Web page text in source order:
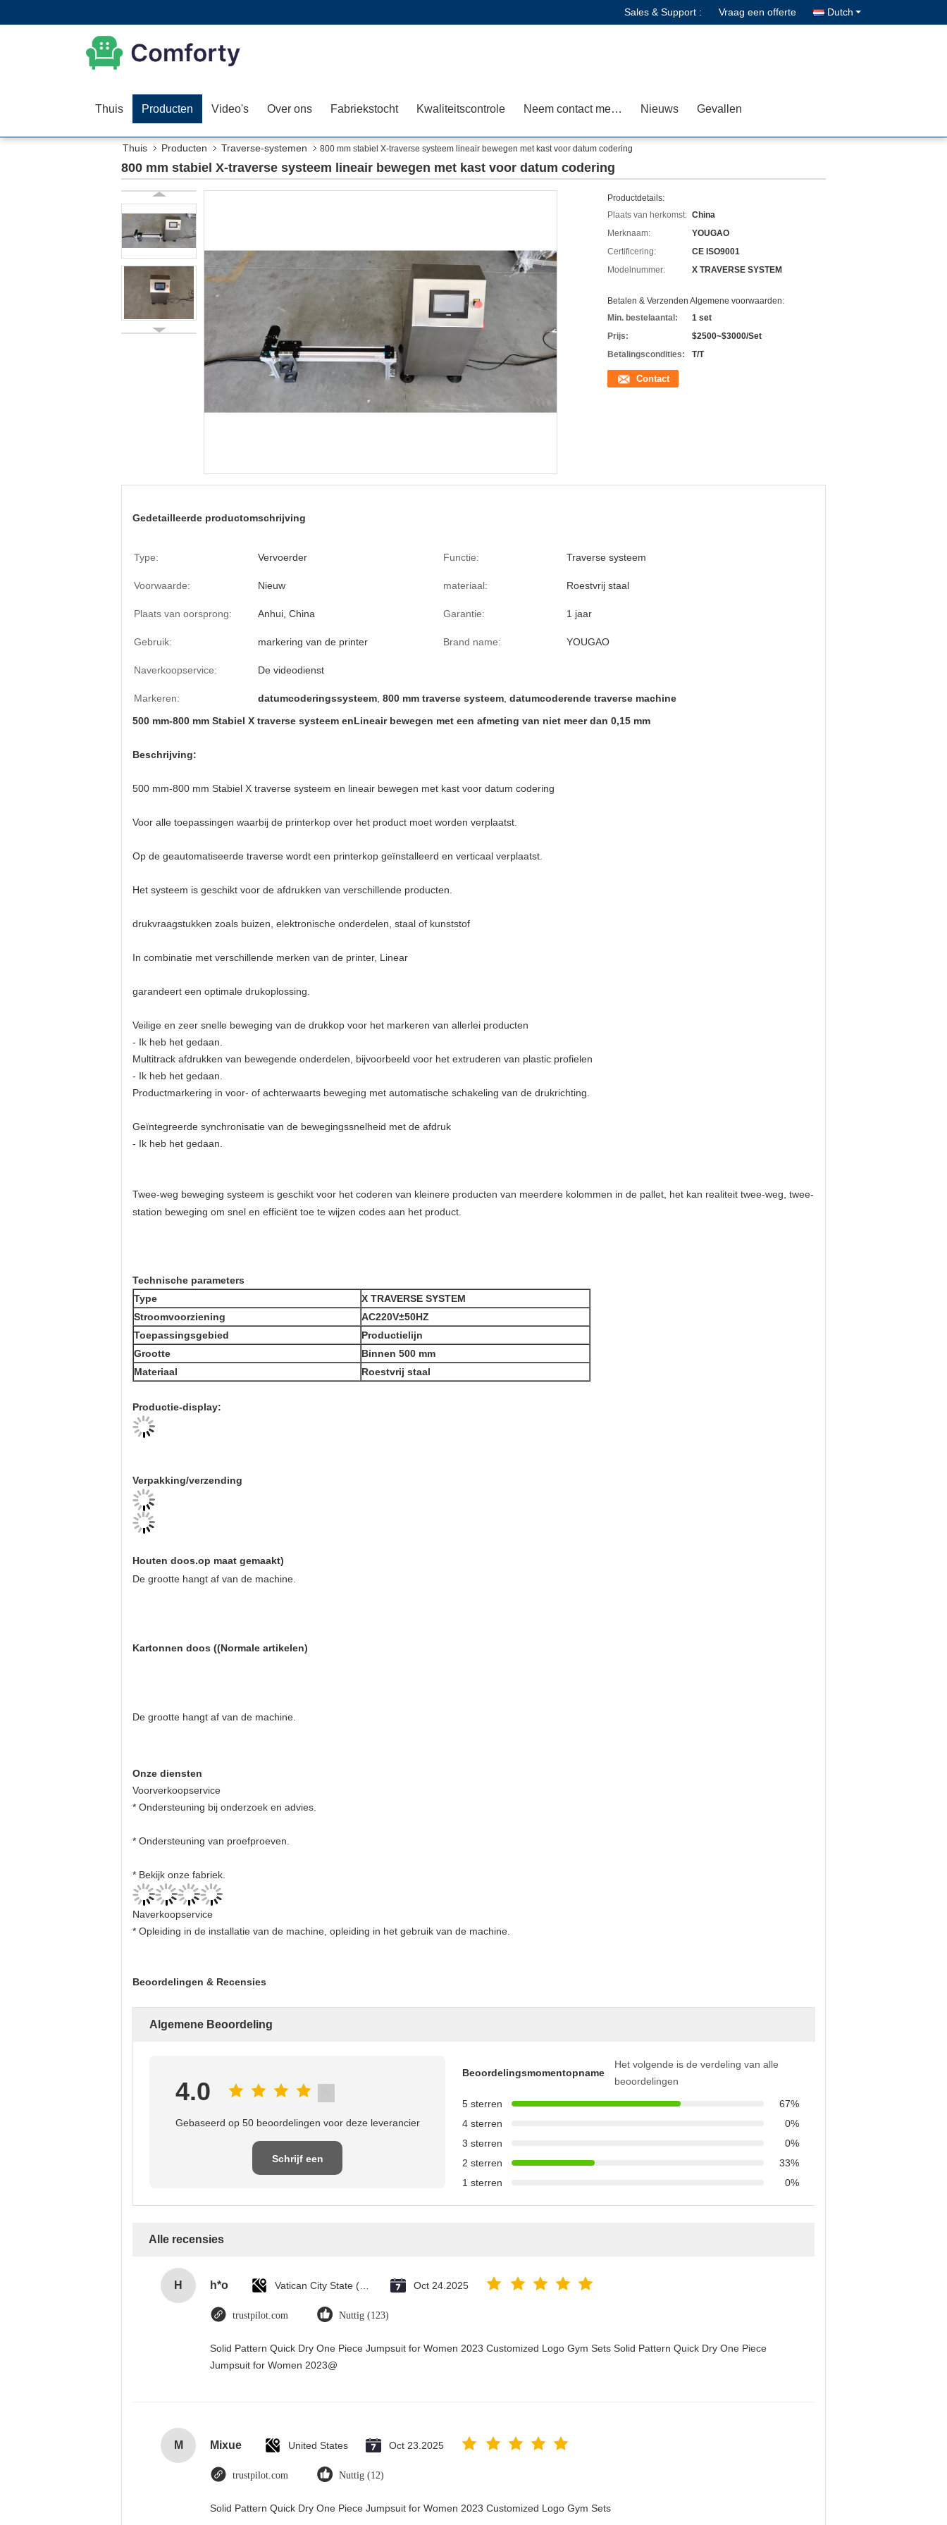
Sales & Support : Vraag een offerte Dutch
Thuis Producten Video's Over ons Fabriekstocht Kwaliteitscontrole Neem contact met ons op Nieuws Gevallen
Thuis Producten Traverse-systemen 800 mm stabiel X-traverse systeem lineair bewegen met kast voor datum codering
800 mm stabiel X-traverse systeem lineair bewegen met kast voor datum codering
Productdetails:
Plaats van herkomst: China
Merknaam:
YOUGAO
Certificering:
CE ISO9001
Modelnummer:
X TRAVERSE SYSTEM
Betalen & Verzenden Algemene voorwaarden:
Min. bestelaantal:
1 set
Prijs:
$2500~$3000/Set
Betalingscondities:
T/T
Contact
Gedetailleerde productomschrijving
Type: Vervoerder Functie: Traverse systeem
Voorwaarde: Nieuw materiaal: Roestvrij staal
Plaats van oorsprong: Anhui, China Garantie: 1 jaar
Gebruik: markering van de printer Brand name: YOUGAO
Naverkoopservice: De videodienst
Markeren: datumcoderingssysteem 800 mm traverse systeem datumcoderende traverse machine
500 mm-800 mm Stabiel X traverse systeem enLineair bewegen met een afmeting van niet meer dan 0,15 mm
Beschrijving:
500 mm-800 mm Stabiel X traverse systeem en lineair bewegen met kast voor datum codering
Voor alle toepassingen waarbij de printerkop over het product moet worden verplaatst.
Op de geautomatiseerde traverse wordt een printerkop geïnstalleerd en verticaal verplaatst.
Het systeem is geschikt voor de afdrukken van verschillende producten.
drukvraagstukken zoals buizen, elektronische onderdelen, staal of kunststof
In combinatie met verschillende merken van de printer, Linear
garandeert een optimale drukoplossing.
Veilige en zeer snelle beweging van de drukkop voor het markeren van allerlei producten
- Ik heb het gedaan.
Multitrack afdrukken van bewegende onderdelen, bijvoorbeeld voor het extruderen van plastic profielen
- Ik heb het gedaan.
Productmarkering in voor- of achterwaarts beweging met automatische schakeling van de drukrichting.
Geïntegreerde synchronisatie van de bewegingssnelheid met de afdruk
- Ik heb het gedaan.
Twee-weg beweging systeem is geschikt voor het coderen van kleinere producten van meerdere kolommen in de pallet, het kan realiteit twee-weg, twee-
station beweging om snel en efficiënt toe te wijzen codes aan het product.
Technische parameters
Type
X TRAVERSE SYSTEM
Stroomvoorziening
AC220V±50HZ
Toepassingsgebied
Productielijn
Grootte
Binnen 500 mm
Materiaal
Roestvrij staal
Productie-display:
Verpakking/verzending
Houten doos.op maat gemaakt)
De grootte hangt af van de machine.
Kartonnen doos ((Normale artikelen)
De grootte hangt af van de machine.
Onze diensten
Voorverkoopservice
* Ondersteuning bij onderzoek en advies.
* Ondersteuning van proefproeven.
* Bekijk onze fabriek.
Naverkoopservice
* Opleiding in de installatie van de machine, opleiding in het gebruik van de machine.
Beoordelingen & Recensies
Algemene Beoordeling
4.0
Gebaseerd op 50 beoordelingen voor deze leverancier
Schrijf een
Beoordelingsmomentopname
Het volgende is de verdeling van alle
beoordelingen
5 sterren
67%
4 sterren
0%
3 sterren
0%
2 sterren
33%
1 sterren
0%
Alle recensies
H h*o Oct 24.2025
trustpilot.com Nuttig (123)
Solid Pattern Quick Dry One Piece Jumpsuit for Women 2023 Customized Logo Gym Sets Solid Pattern Quick Dry One Piece
Jumpsuit for Women 2023@
M Mixue United States Oct 23.2025
trustpilot.com Nuttig (12)
Solid Pattern Quick Dry One Piece Jumpsuit for Women 2023 Customized Logo Gym Sets